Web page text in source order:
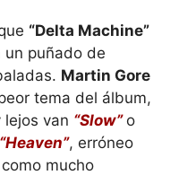
“Delta Machine”
un puñado de
Martin Gore
tema del álbum,
lejos van “Slow” o
“Heaven”, erróneo
mucho